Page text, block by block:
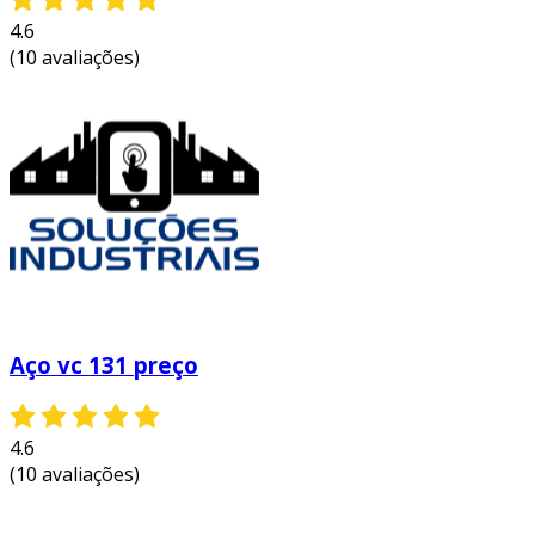
segurança durante o transporte.
Áreas externas
rampas, oferecendo segurança em plena
considerações na escolha da chapa
antiderrapante
ao selecionar a chapa antiderrapante mais
adequada, é importante considerar alguns
plástico, dependendo do ambiente de uso
espessura
4.6
(10 avaliações)
Aço vc 131 preço
4.6
(10 avaliações)